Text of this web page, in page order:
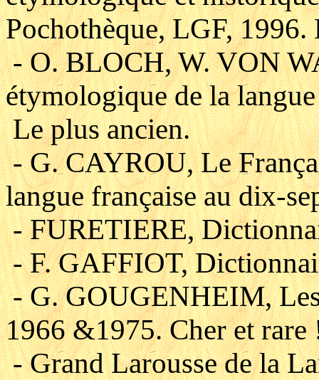
Pochothèque, LGF, 1996.
- O. BLOCH, W. VON
étymologique de la
Le plus ancien.
- G. CAYROU, Le
langue française au dix-
- FURETIERE,
- F. GAFFIOT,
- G. GOUGENHEIM,
1966 &1975. Cher et rare
- Grand Larousse de la